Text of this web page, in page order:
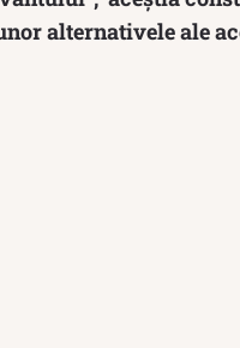
alternativele ale